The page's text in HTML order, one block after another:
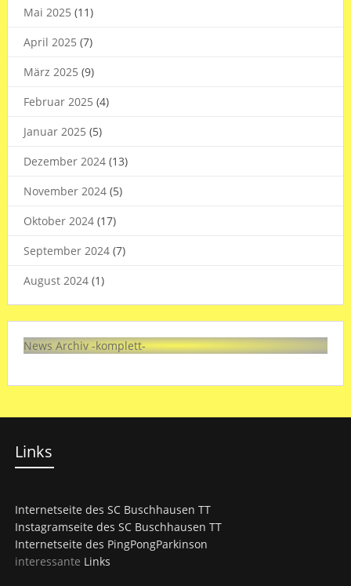
Mai 2025 (11)
April 2025 (7)
März 2025 (9)
Februar 2025 (4)
Januar 2025 (5)
Dezember 2024(13)
November 2024(5)
Oktober 2024(17)
September 2024(7)
August 2024(1)
News Archiv -komplett-
Links
Internetseite des SC Buschhausen TT
Instagramseite des SC Buschhausen TT
Internetseite des PingPongParkinson
interessante Links